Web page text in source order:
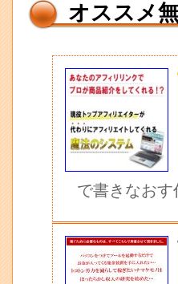
オススメ
で書きなおす